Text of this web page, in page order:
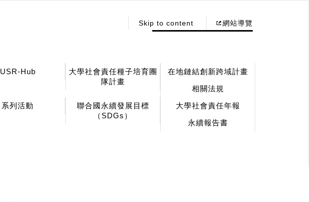
Skip to content 網站導覽
USR-Hub
大學社會責任種子培育團
隊計畫
在地鏈結創新跨域計畫
相關法規
系列活動
聯合國永續發展目標
（SDGs）
大學社會責任年報
永續報告書